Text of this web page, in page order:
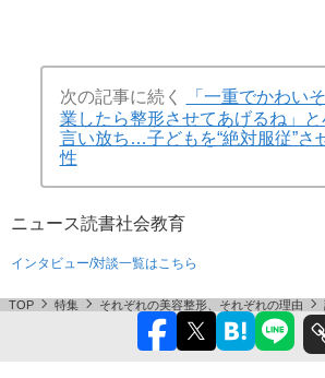
次の記事に続く
「一重でかわい
業したら整形させてあげるね」
言い放ち…子どもを“絶対服従”さ
性
ニュース読書社会教育
インタビュー/対談一覧はこちら
TOP 特集 それぞれの美容整形、それぞれの理由